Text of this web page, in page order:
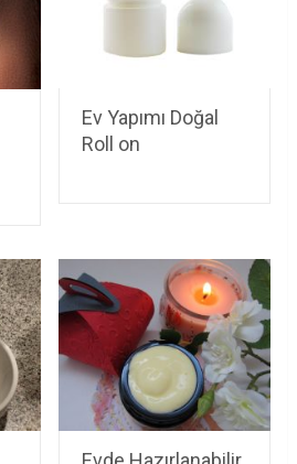
Ev Yapımı Doğal
Roll on